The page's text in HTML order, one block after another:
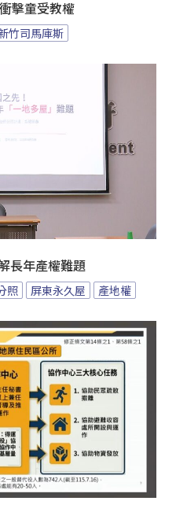
擊童受教權
竹司馬庫斯
長年產權難題
照 屏東永久屋 產地權